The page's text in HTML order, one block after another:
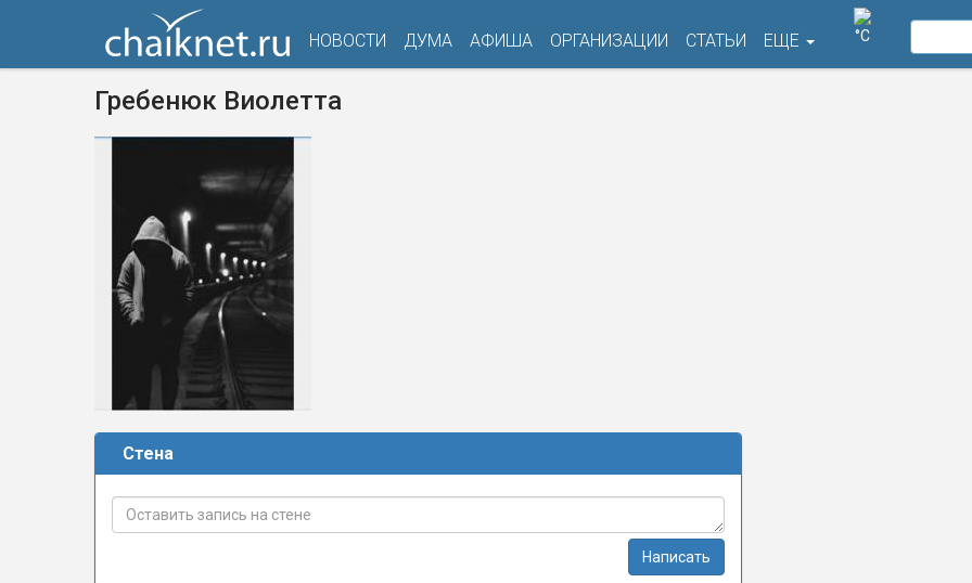
НОВОСТИ ДУМА АФИША ОРГАНИЗАЦИИ СТАТЬИ ЕЩЕ °C
Гребенюк Виолетта
Стена
Написать